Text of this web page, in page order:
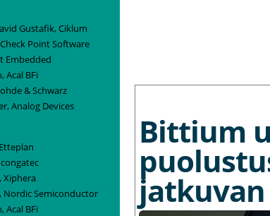
Gustafik, Ciklum
Point Software
Embedded
Acal BFi
& Schwarz
Analog Devices
Xiphera
Nordic Semiconductor
Acal BFi
Bittium